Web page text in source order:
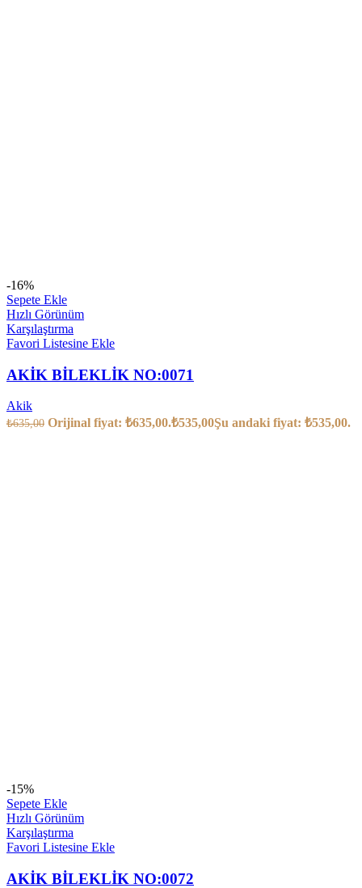
-16%
Sepete Ekle
Hızlı Görünüm
Karşılaştırma
Favori Listesine Ekle
AKİK BİLEKLİK NO:0071
Akik
₺635,00 Orijinal fiyat: ₺635,00.₺535,00Şu andaki fiyat: ₺535,00.
-15%
Sepete Ekle
Hızlı Görünüm
Karşılaştırma
Favori Listesine Ekle
AKİK BİLEKLİK NO:0072